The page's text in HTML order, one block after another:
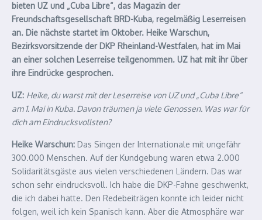
bieten UZ und „Cuba Libre“, das Magazin der
Freundschaftsgesellschaft BRD-Kuba, regelmäßig Leserreisen
an. Die nächste startet im Oktober. Heike Warschun,
Bezirksvorsitzende der DKP Rheinland-Westfalen, hat im Mai
an einer solchen Leserreise teilgenommen. UZ hat mit ihr über
ihre Eindrücke gesprochen.
UZ: Heike, du warst mit der Leserreise von UZ und „Cuba Libre“
am 1. Mai in Kuba. Davon träumen ja viele Genossen. Was war für
dich am Eindrucksvollsten?
Heike Warschun: Das Singen der Internationale mit ungefähr
300.000 Menschen. Auf der Kundgebung waren etwa 2.000
Solidaritätsgäste aus vielen verschiedenen Ländern. Das war
schon sehr eindrucksvoll. Ich habe die DKP-Fahne geschwenkt,
die ich dabei hatte. Den Redebeiträgen konnte ich leider nicht
folgen, weil ich kein Spanisch kann. Aber die Atmosphäre war